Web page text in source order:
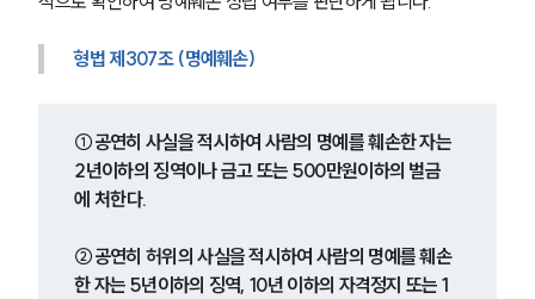
형법 제307조 (명예훼손)
①공연히 사실을 적시하여 사람의 명예를 훼손한 자는
2년이하의 징역이나 금고 또는 500만원이하의 벌금
에 처한다.
②공연히 허위의 사실을 적시하여 사람의 명예를 훼손
한 자는 5년이하의 징역, 10년 이하의 자격정지 또는 1